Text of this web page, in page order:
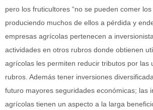
pero los fruticultores “no se pueden comer los
produciendo muchos de ellos a pérdida y
empresas agrícolas pertenecen a
actividades en otros rubros donde obtienen
agrícolas les permiten reducir tributos por las
rubros. Además tener inversiones
futuro mayores seguridades económicas; las
agrícolas tienen un aspecto a la larga